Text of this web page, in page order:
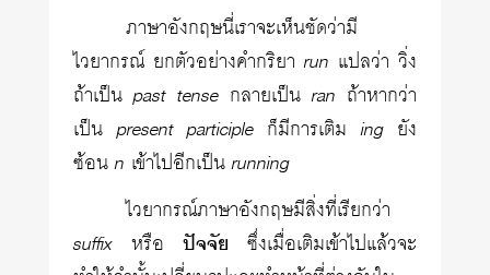
ภาษาอังกฤษนี่เราจะเห็นชัดว่ามี
ไวยากรณ์ ยกตัวอย่างคำกริยาrun แปลว่า วิ่ง
ถ้าเป็นpast tense กลายเป็นran ถ้าหากว่า
เป็นpresent participleก็มีการเติมingยัง
ซ้อนn เข้าไปอีกเป็นrunning
ไวยากรณ์ภาษาอังกฤษมีสิ่งที่เรียกว่า
suffix หรือ ปัจจัย ซึ่งเมื่อเติมเข้าไปแล้วจะ